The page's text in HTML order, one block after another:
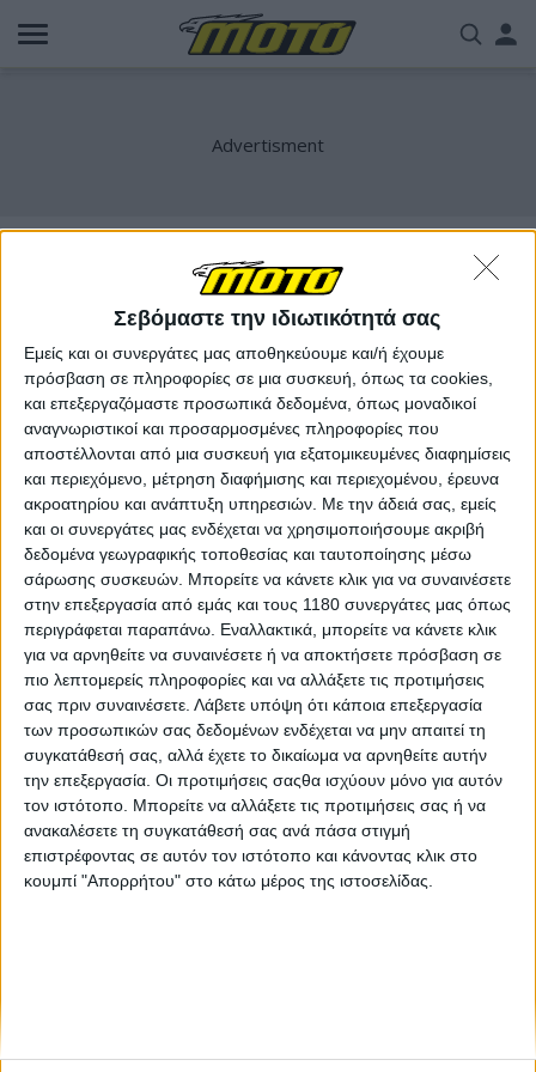
Σεβόμαστε την ιδιωτικότητά σας
Εμείς και οι συνεργάτες μας αποθηκεύουμε και/ή έχουμε
πρόσβαση σε πληροφορίες σε μια συσκευή, όπως τα cookies,
και επεξεργαζόμαστε προσωπικά δεδομένα, όπως μοναδικοί
αναγνωριστικοί και προσαρμοσμένες πληροφορίες που
αποστέλλονται από μια συσκευή για εξατομικευμένες διαφημίσεις
και περιεχόμενο, μέτρηση διαφήμισης και περιεχομένου, έρευνα
ακροατηρίου και ανάπτυξη υπηρεσιών. Με την άδειά σας, εμείς
και οι συνεργάτες μας ενδέχεται να χρησιμοποιήσουμε ακριβή
δεδομένα γεωγραφικής τοποθεσίας και ταυτοποίησης μέσω
σάρωσης συσκευών. Μπορείτε να κάνετε κλικ για να συναινέσετε
στην επεξεργασία από εμάς και τους 1180 συνεργάτες μας όπως
περιγράφεται παραπάνω. Εναλλακτικά, μπορείτε να κάνετε κλικ
για να αρνηθείτε να συναινέσετε ή να αποκτήσετε πρόσβαση σε
πιο λεπτομερείς πληροφορίες και να αλλάξετε τις προτιμήσεις
σας πριν συναινέσετε. Λάβετε υπόψη ότι κάποια επεξεργασία
των προσωπικών σας δεδομένων ενδέχεται να μην απαιτεί τη
συγκατάθεσή σας, αλλά έχετε το δικαίωμα να αρνηθείτε αυτήν
την επεξεργασία. Οι προτιμήσεις σαςθα ισχύουν μόνο για αυτόν
τον ιστότοπο. Μπορείτε να αλλάξετε τις προτιμήσεις σας ή να
ανακαλέσετε τη συγκατάθεσή σας ανά πάσα στιγμή
επιστρέφοντας σε αυτόν τον ιστότοπο και κάνοντας κλικ στο
κουμπί "Απορρήτου" στο κάτω μέρος της ιστοσελίδας.
Παράκαμψη
προς
Επικαιρότητα 24/2/2026
Πέθανε ο Arthur Lampkin, παλιός Off-Road
αγωνιζόμενος και θείος του Dougie
Ο Βρετανός Arthur Lampkin, της γνωστής οικογένειας Lampkin
στην οποία ανήκει και ο πωλυπρωταθλητής trial Dougie
Lampkin, έφυγε πλήρης ημερών, έχοντας στο ιστορικό του
off-road νίκες στο Παγκόσμιο Πρωτ...